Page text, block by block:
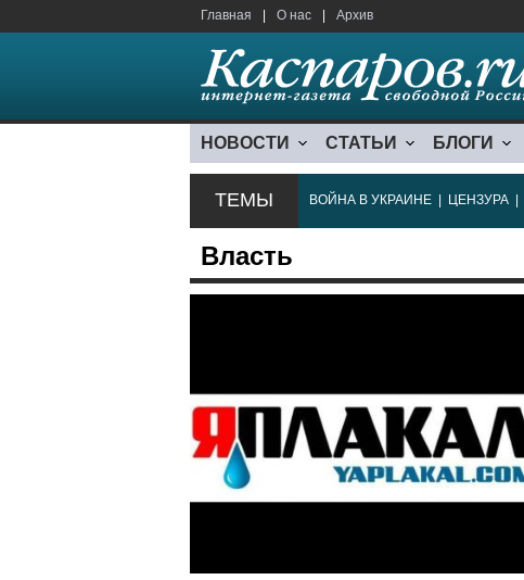
Главная О нас Архив
НОВОСТИ СТАТЬИ БЛОГИ
ТЕМЫ ВОЙНА В УКРАИНЕ ЦЕНЗУРА
Власть